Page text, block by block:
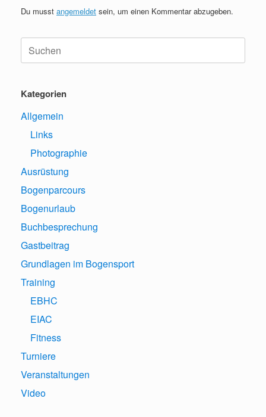
Du musst angemeldet sein, um einen Kommentar abzugeben.
Suche
nach:
Kategorien
Allgemein
Links
Photographie
Ausrüstung
Bogenparcours
Bogenurlaub
Buchbesprechung
Gastbeitrag
Grundlagen im Bogensport
Training
EBHC
EIAC
Fitness
Turniere
Veranstaltungen
Video